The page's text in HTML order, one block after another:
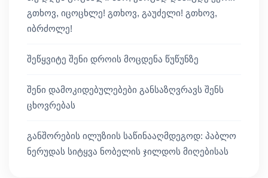
გთხოვ, იცოცხლე! გთხოვ, გაუძელი! გთხოვ,
იბრძოლე!
შეწყვიტე შენი დროის მოცდენა წუწუნზე
შენი დამოკიდებულებები განსაზღვრავს შენს
ცხოვრებას
განშორების ილუზიის საწინააღმდეგოდ: პაბლო
ნერუდას სიტყვა ნობელის ჯილდოს მიღებისას